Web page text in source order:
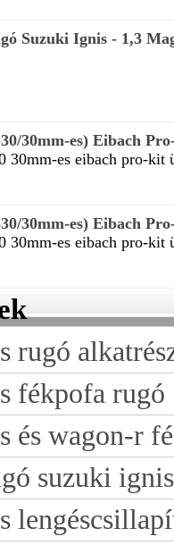
Suzuki Ignis - 1,3
30mm-es) Eibach
30mm-es eibach pro-kit
30mm-es) Eibach
30mm-es eibach pro-kit
rugó
fékpofa rugó
és wagon-r
suzuki